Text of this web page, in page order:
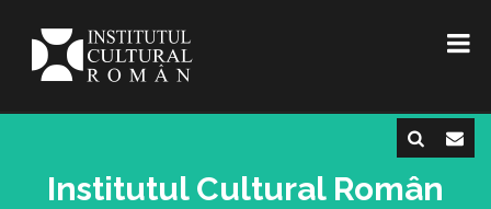
Institutul Cultural Român